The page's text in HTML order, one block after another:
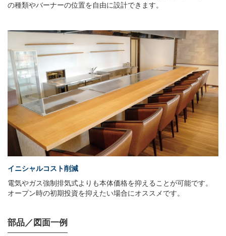
の種類やバーナーの位置を自由に設計できます。
イニシャルコスト削減
電気やガス強制排気式よりも本体価格を抑えることが可能です。
オープン時の初期投資を抑えたい場合にオススメです。
部品／図面一例